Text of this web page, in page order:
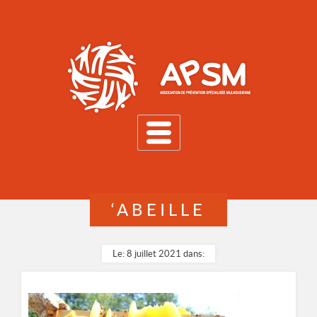
MENU
‘ABEILLE
Le: 8 juillet 2021 dans: